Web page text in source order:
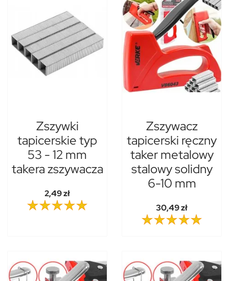
Zszywki
tapicerskie typ
53 - 12 mm
takera zszywacza
2,49 zł
Zszywacz
tapicerski ręczny
taker metalowy
stalowy solidny
6-10 mm
30,49 zł